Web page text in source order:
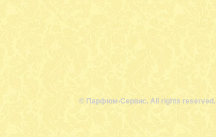
© Парфюм-Сервис. All rights reserved.